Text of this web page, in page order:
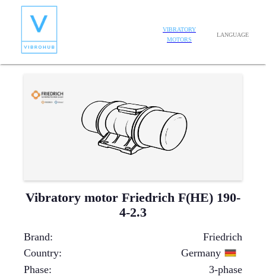
VIBRATORY
MOTORS
LANGUAGE
Vibratory motor Friedrich F(HE) 190-
4-2.3
Brand:
Friedrich
Country:
Germany
Phase:
3-phase